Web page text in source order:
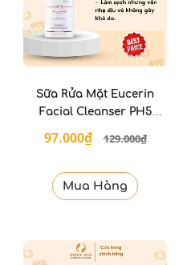
Sữa Rửa Mặt Eucerin
Facial Cleanser PH5
97.000₫ 129.000₫
Mua Hàng